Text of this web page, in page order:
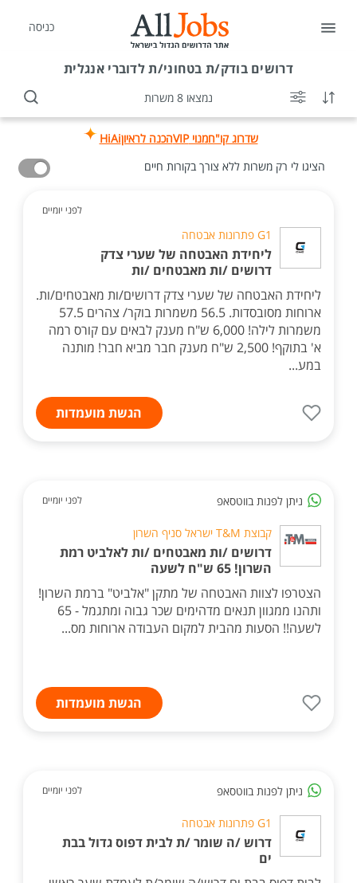
כניסה
דרושיםבודק/ת בטחוני/ת לדוברי אנגלית
נמצאו 8 משרות
שדרוג קו"חמנוי VIP הכנה לראיוןHiAi
הציגו לי רק משרות ללא צורך בקורות חיים
לפני יומיים
G1 פתרונות אבטחה
ליחידת האבטחה של שערי צדק
דרושים /ות מאבטחים /ות
ליחידת האבטחה של שערי צדק דרושים/ות מאבטחים/ות.
ארוחות מסובסדות. 56.5 משמרות בוקר/ צהרים 57.5
משמרות לילה! 6,000 ש"ח מענק לבאים עם קורס רמה
א' בתוקף! 2,500 ש"ח מענק חבר מביא חבר! מותנה
במע...
הגשת מועמדות
ניתן לפנות בווטסאפ לפני יומיים
קבוצת T&M ישראל סניף השרון
דרושים /ות מאבטחים /ות לאלביט רמת
השרון! 65 ש"ח לשעה
הצטרפו לצוות האבטחה של מתקן "אלביט" ברמת השרון!
ותהנו ממגוון תנאים מדהימים שכר גבוה ומתגמל - 65
לשעה!! הסעות מהבית למקום העבודה ארוחות מס...
הגשת מועמדות
ניתן לפנות בווטסאפ לפני יומיים
G1 פתרונות אבטחה
דרוש /ה שומר /ת לבית דפוס גדול בבת
ים